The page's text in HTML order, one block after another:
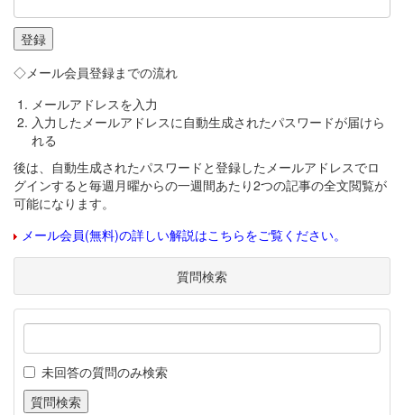
◇メール会員登録までの流れ
メールアドレスを入力
入力したメールアドレスに自動生成されたパスワードが届けら
れる
後は、自動生成されたパスワードと登録したメールアドレスでロ
グインすると毎週月曜からの一週間あたり2つの記事の全文閲覧が
可能になります。
メール会員(無料)の詳しい解説はこちらをご覧ください。
質問検索
未回答の質問のみ検索